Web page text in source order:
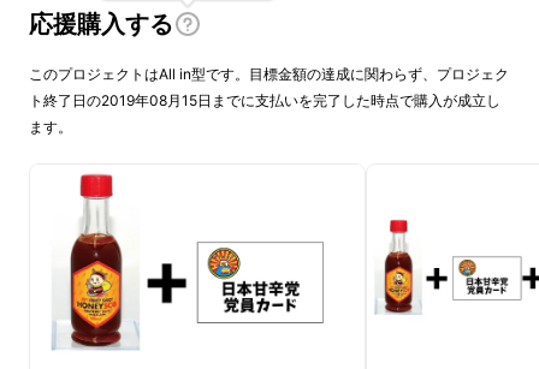
また、弊社はHACCPを導入し一般財団法人食
品安全マネジメント協会の規定によりJFS-Bに
適合した工場にて製造を行っており、安全安心
な製品を皆様にお届けできるように日々商品を
製造しております。
応援購入する
このプロジェクトはAll in型です。目標金額の達成に関わらず、プロジェク
ト終了日の2019年08月15日までに支払いを完了した時点で購入が成立し
ます。